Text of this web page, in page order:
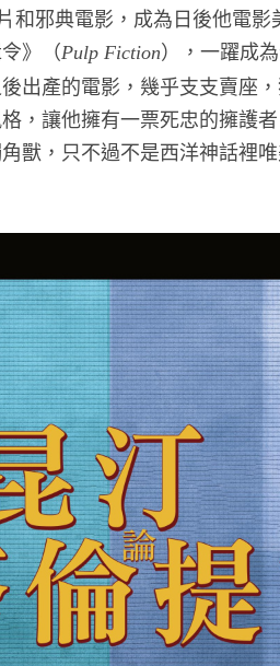
和邪典電影，成為日後他電
》（Pulp Fiction），一躍成
出產的電影，幾乎支支賣座
，讓他擁有一票死忠的擁護
獸，只不過不是西洋神話裡